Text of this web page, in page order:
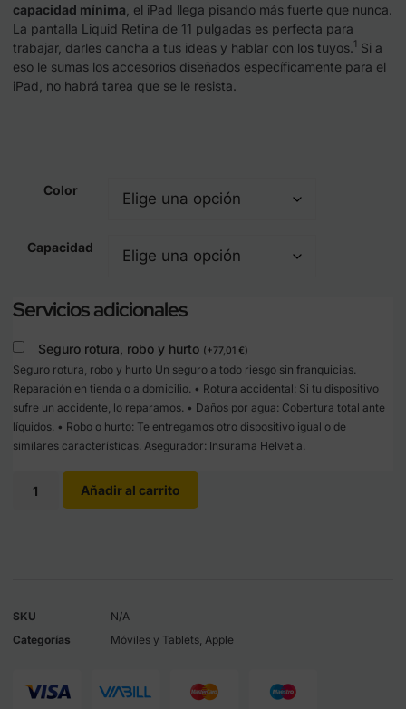
capacidad mínima , el iPad llega pisando más fuerte que nunca.
La pantalla Liquid Retina de 11 pulgadas es perfecta para
trabajar, darles cancha a tus ideas y hablar con los tuyos.1 Si a
eso le sumas los accesorios diseñados específicamente para el
iPad, no habrá tarea que se le resista.
Color
Capacidad
Servicios adicionales
Seguro rotura, robo y hurto (+77,01 €)
Seguro rotura, robo y hurto Un seguro a todo riesgo sin franquicias.
Reparación en tienda o a domicilio. • Rotura accidental: Si tu dispositivo
sufre un accidente, lo reparamos. • Daños por agua: Cobertura total ante
líquidos. • Robo o hurto: Te entregamos otro dispositivo igual o de
similares características. Asegurador: Insurama Helvetia.
Añadir al carrito
SKU
N/A
Categorías
Móviles y Tablets Apple